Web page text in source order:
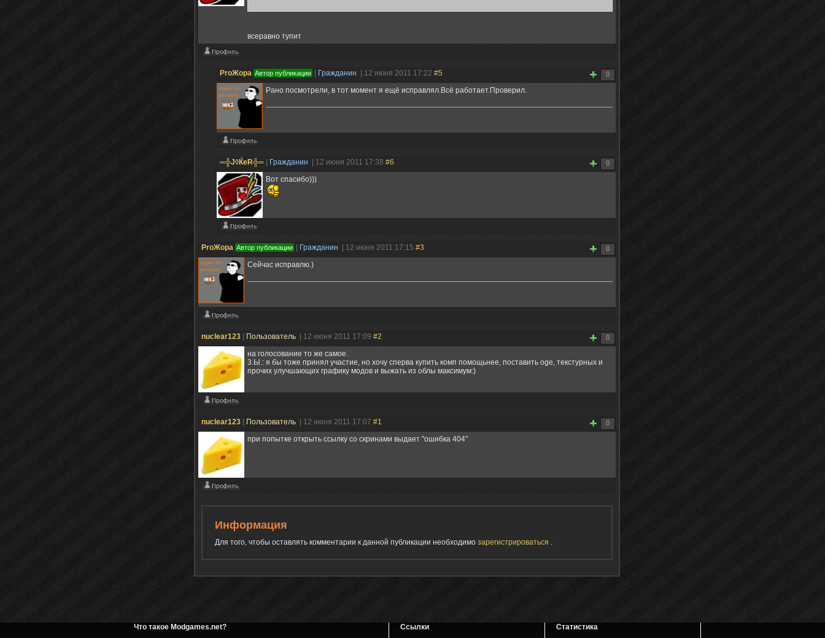
всеравно тупит
0
ProЖора Автор публикации Гражданин | 12 июня 2011 17:22 #5
Рано посмотрели, в тот момент я ещё исправлял.Всё работает.Проверил.
0
═╬J◊ЌeR╬═ Гражданин | 12 июня 2011 17:38 #6
Вот спасибо)))
0
ProЖора Автор публикации Гражданин | 12 июня 2011 17:15 #3
Сейчас исправлю.)
0
nuclear123 Пользователь | 12 июня 2011 17:09 #2
на голосование то же самое.
3.Ы.: я бы тоже принял участие, но хочу сперва купить комп помощьнее, поставить oge, текстурных и
прочих улучшающих графику модов и выжать из облы максимум:)
0
nuclear123 Пользователь | 12 июня 2011 17:07 #1
при попытке открыть ссылку со скринами выдает "ошибка 404"
Информация
Для того, чтобы оставлять комментарии к данной публикации необходимо зарегистрироваться .
Что такое Modgames.net? Ссылки Статистика